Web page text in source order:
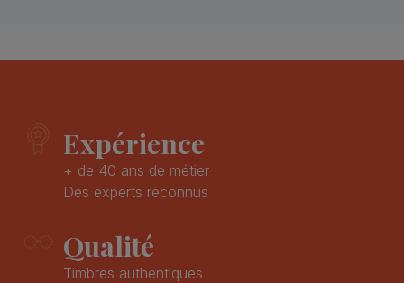
Expérience
+ de 40 ans de métier
Des experts reconnus
Qualité
Timbres authentiques